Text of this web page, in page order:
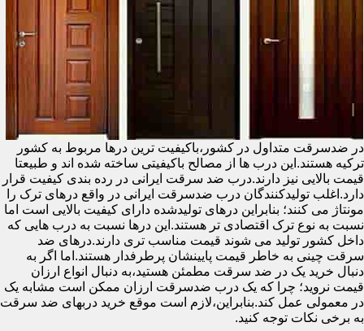
در ضدسرقت متداول در کشور،باکیفیت ترین درها مربوط به کشور
ترکیه هستند.این درب ها از مصالح باکیفیتی ساخته شده اند و طبیعتا
قیمت بالایی نیز دارند.درب ضد سرقت ایرانی در رده بندی کیفیت قرار
دارد.اغلب تولیدکنندگان درب ضدسرقت ایرانی در واقع درهای ترک را
مونتاژ می کنند؛ بنابراین درهای تولیدشده دارای کیفیت بالایی است اما
نسبت به نوع ترک اقتصادی تر هستند.این درها نسبت به درب هایی که
داخل کشور تولید می شوند قیمت مناسب تری دارند.درهای ضد
سرقت چینی به خاطر قیمت پایینشان پرطرفدار هستند.اما اگر به
دنبال خرید یک در ضد سرقت مطمئن هستید،به دنبال انواع ارزان
قیمت نروید؛ چرا که یک درب ضدسرقت ارزان ممکن است مشابه یک
در معمولی عمل کند.بنابراین،لازم است موقع خرید دربهای ضد سرقت
به برخی نکات توجه کنید.